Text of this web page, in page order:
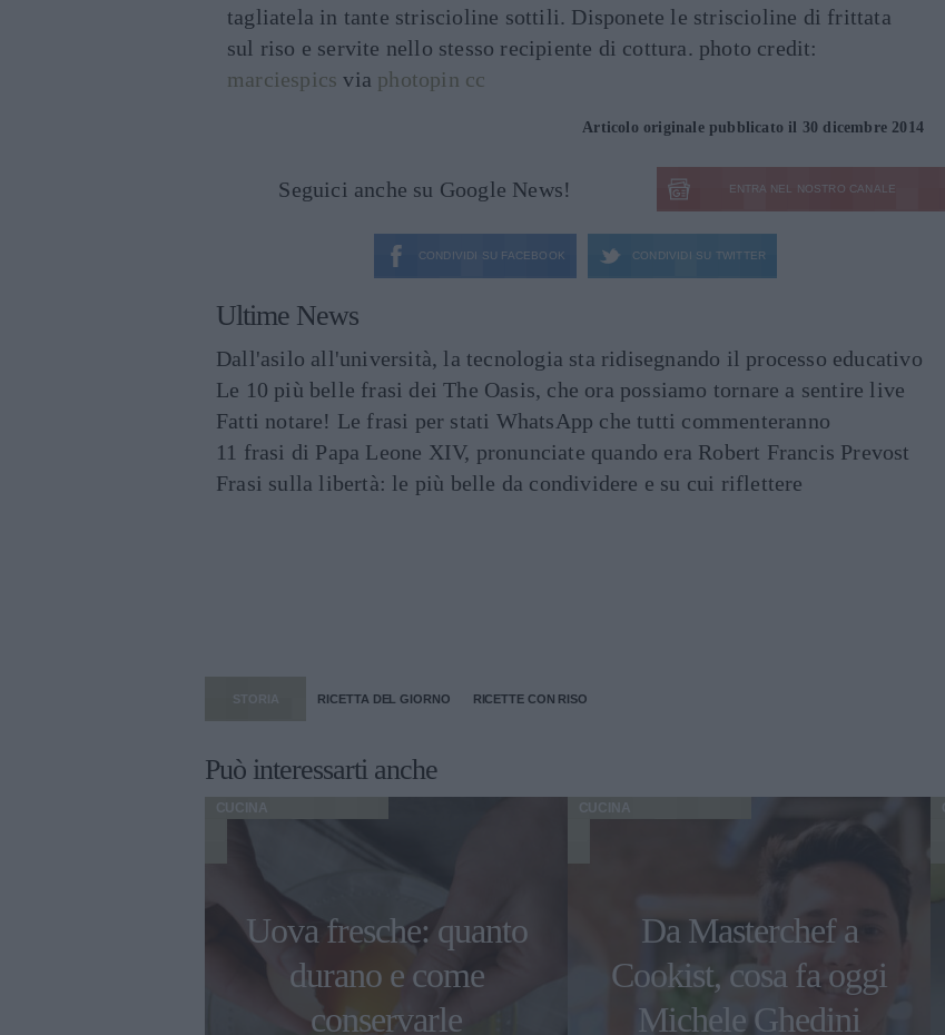
tagliatela in tante striscioline sottili. Disponete le striscioline di frittata
sul riso e servite nello stesso recipiente di cottura. photo credit:
marciespics via photopin cc
Articolo originale pubblicato il 30 dicembre 2014
Seguici anche su Google News! ENTRA NEL NOSTRO CANALE
CONDIVIDI SU FACEBOOK CONDIVIDI SU TWITTER
Ultime News
Dall'asilo all'università, la tecnologia sta ridisegnando il processo educativo
Le 10 più belle frasi dei The Oasis, che ora possiamo tornare a sentire live
Fatti notare! Le frasi per stati WhatsApp che tutti commenteranno
11 frasi di Papa Leone XIV, pronunciate quando era Robert Francis Prevost
Frasi sulla libertà: le più belle da condividere e su cui riflettere
STORIA RICETTA DEL GIORNO RICETTE CON RISO
Può interessarti anche
CUCINA
Uova fresche: quanto
durano e come
conservarle
CUCINA
Da Masterchef a
Cookist, cosa fa oggi
Michele Ghedini